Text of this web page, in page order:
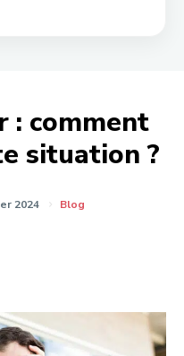
: comment
situation ?
2024 Blog